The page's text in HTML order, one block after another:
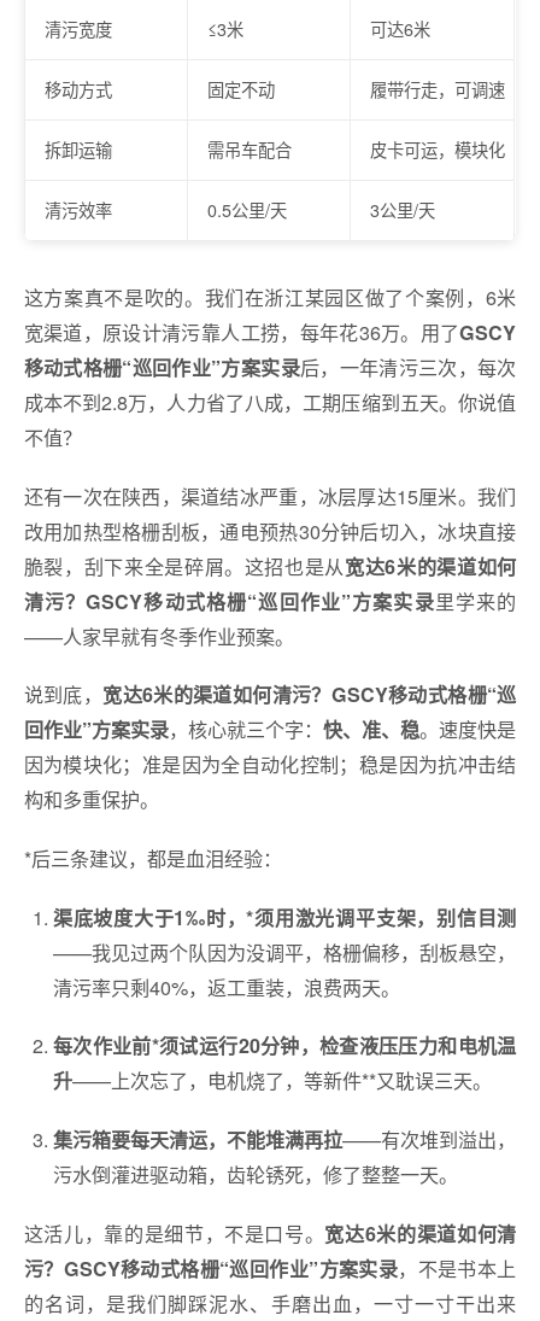
清污宽度 ≤3米 可达6米
移动方式 固定不动 履带行走，可调速
拆卸运输 需吊车配合 皮卡可运，模块化
清污效率 0.5公里/天 3公里/天
这方案真不是吹的。我们在浙江某园区做了个案例，6米
宽渠道，原设计清污靠人工捞，每年花36万。用了GSCY
移动式格栅“巡回作业”方案实录后，一年清污三次，每次
成本不到2.8万，人力省了八成，工期压缩到五天。你说值
不值？
还有一次在陕西，渠道结冰严重，冰层厚达15厘米。我们
改用加热型格栅刮板，通电预热30分钟后切入，冰块直接
脆裂，刮下来全是碎屑。这招也是从宽达6米的渠道如何
清污？GSCY移动式格栅“巡回作业”方案实录里学来的
——人家早就有冬季作业预案。
说到底， 宽达6米的渠道如何清污？GSCY移动式格栅“巡
回作业”方案实录，核心就三个字：快、准、稳。速度快是
因为模块化；准是因为全自动化控制；稳是因为抗冲击结
构和多重保护。
*后三条建议，都是血泪经验：
渠底坡度大于1‰时，*须用激光调平支架，别信目测
——我见过两个队因为没调平，格栅偏移，刮板悬空，
清污率只剩40%，返工重装，浪费两天。
每次作业前*须试运行20分钟，检查液压压力和电机温
升——上次忘了，电机烧了，等新件**又耽误三天。
集污箱要每天清运，不能堆满再拉——有次堆到溢出，
污水倒灌进驱动箱，齿轮锈死，修了整整一天。
这活儿，靠的是细节，不是口号。 宽达6米的渠道如何清
污？GSCY移动式格栅“巡回作业”方案实录，不是书本上
的名词，是我们脚踩泥水、手磨出血，一寸一寸干出来